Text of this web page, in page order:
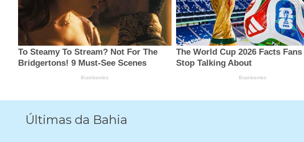
Últimas da Bahia